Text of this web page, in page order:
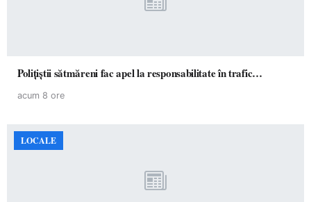
Polițiștii sătmăreni fac apel la responsabilitate în trafic…
acum 8 ore
LOCALE